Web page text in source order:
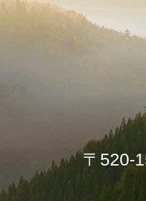
〒520-